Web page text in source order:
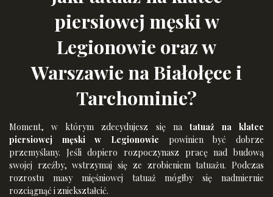
piersiowej męski w
Legionowie oraz w
Warszawie na Białołęce i
Tarchominie?
Moment, w którym zdecydujesz się na tatuaż na klatce
piersiowej męski w Legionowie powinien być dobrze
przemyślany. Jeśli dopiero rozpoczynasz pracę nad budową
swojej rzeźby, wstrzymaj się ze zrobieniem tatuażu. Podczas
rozrostu masy mięśniowej tatuaż mógłby się nadmiernie
rozciągnąć i zniekształcić.